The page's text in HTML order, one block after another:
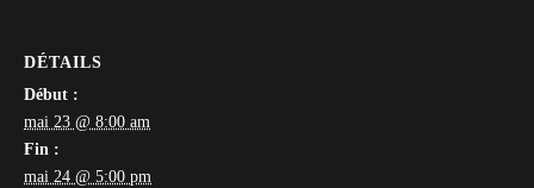
DÉTAILS
Début :
mai 23 @ 8:00 am
Fin :
mai 24 @ 5:00 pm